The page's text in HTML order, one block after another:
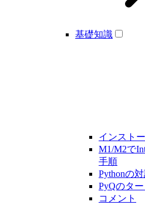
基礎知識
インスト
M1/M2で
手順
Pythonの
PyQのタ
コメント